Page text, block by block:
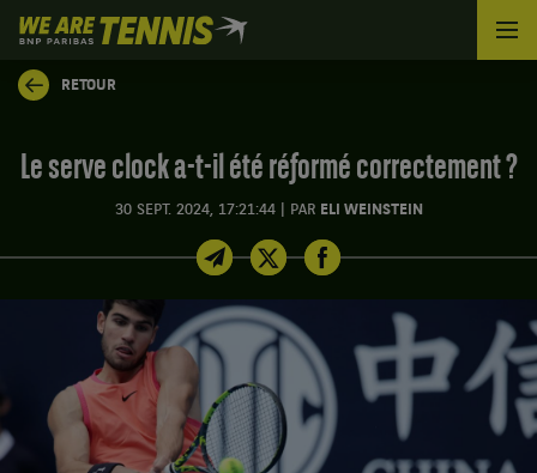
We
are
Tennis
by
Accueil
RETOUR
Le serve clock a-t-il été réformé correctement ?
30 SEPT. 2024, 17:21:44 PAR ELI WEINSTEIN